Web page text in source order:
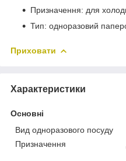
Призначення: для
Тип: одноразовий
Приховати
Характеристики
Основні
Вид одноразового посуду
Призначення